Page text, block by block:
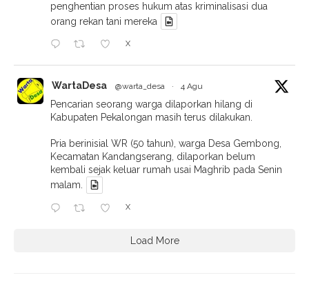
penghentian proses hukum atas kriminalisasi dua
orang rekan tani mereka
X
WartaDesa @warta_desa · 4 Agu
Pencarian seorang warga dilaporkan hilang di
Kabupaten Pekalongan masih terus dilakukan.
Pria berinisial WR (50 tahun), warga Desa Gembong,
Kecamatan Kandangserang, dilaporkan belum
kembali sejak keluar rumah usai Maghrib pada Senin
malam.
X
Load More